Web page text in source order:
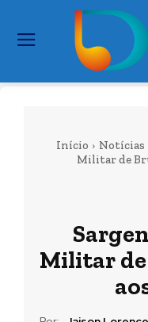
Início Notícias
Militar de
Militar